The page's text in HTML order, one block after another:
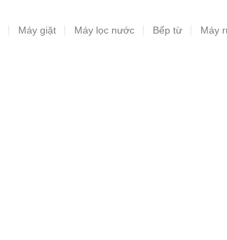
Máy giặt Máy lọc nước Bếp từ Máy